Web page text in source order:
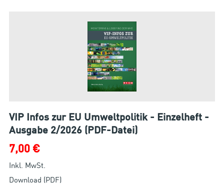
VIP Infos zur EU Umweltpolitik - Einzelheft -
Ausgabe 2/2026 (PDF-Datei)
7,00 €
Inkl. MwSt.
Download (PDF)